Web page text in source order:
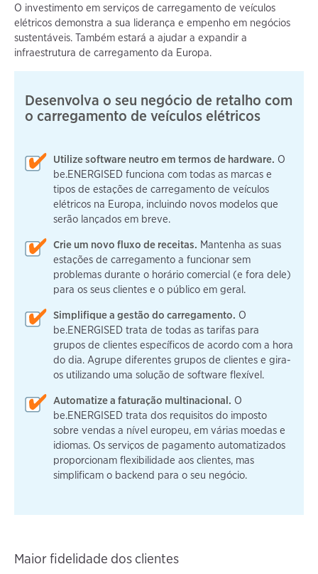
O investimento em serviços de carregamento de veículos
elétricos demonstra a sua liderança e empenho em negócios
sustentáveis. Também estará a ajudar a expandir a
infraestrutura de carregamento da Europa.
Desenvolva o seu negócio de retalho com
o carregamento de veículos elétricos
Utilize software neutro em termos de hardware. O
be.ENERGISED funciona com todas as marcas e
tipos de estações de carregamento de veículos
elétricos na Europa, incluindo novos modelos que
serão lançados em breve.
Crie um novo fluxo de receitas. Mantenha as suas
estações de carregamento a funcionar sem
problemas durante o horário comercial (e fora dele)
para os seus clientes e o público em geral.
Simplifique a gestão do carregamento. O
be.ENERGISED trata de todas as tarifas para
grupos de clientes específicos de acordo com a hora
do dia. Agrupe diferentes grupos de clientes e gira-
os utilizando uma solução de software flexível.
Automatize a faturação multinacional. O
be.ENERGISED trata dos requisitos do imposto
sobre vendas a nível europeu, em várias moedas e
idiomas. Os serviços de pagamento automatizados
proporcionam flexibilidade aos clientes, mas
simplificam o backend para o seu negócio.
Maior fidelidade dos clientes